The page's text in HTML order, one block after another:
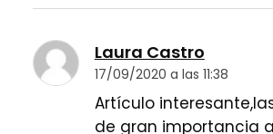
Laura Castro
17/09/2020 a las 11:38
Artículo
de gran importancia